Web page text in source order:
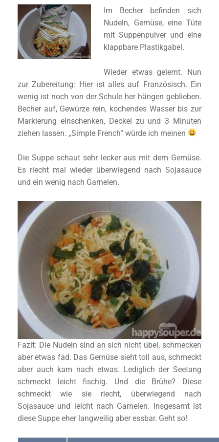
Im Becher befinden sich
Nudeln, Gemüse, eine Tüte
mit Suppenpulver und eine
klappbare Plastikgabel.
Wieder etwas gelernt. Nun
zur Zubereitung: Hier ist alles auf Französisch. Ein
wenig ist noch von der Schule her hängen geblieben.
Becher auf, Gewürze rein, kochendes Wasser bis zur
Markierung einschenken, Deckel zu und 3 Minuten
ziehen lassen. „Simple French“ würde ich meinen
Die Suppe schaut sehr lecker aus mit dem Gemüse.
Es riecht mal wieder überwiegend nach Sojasauce
und ein wenig nach Garnelen.
Fazit: Die Nudeln sind an sich nicht übel, schmecken
aber etwas fad. Das Gemüse sieht toll aus, schmeckt
aber auch kam nach etwas. Lediglich der Seetang
schmeckt leicht fischig. Und die Brühe? Diese
schmeckt wie sie riecht, überwiegend nach
Sojasauce und leicht nach Garnelen. Insgesamt ist
diese Suppe eher langweilig aber essbar. Geht so!